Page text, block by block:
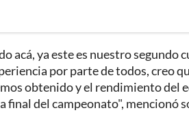
acá, ya este es nuestro segundo
por parte de todos, creo
obtenido y el rendimiento del
final del campeonato", mencionó